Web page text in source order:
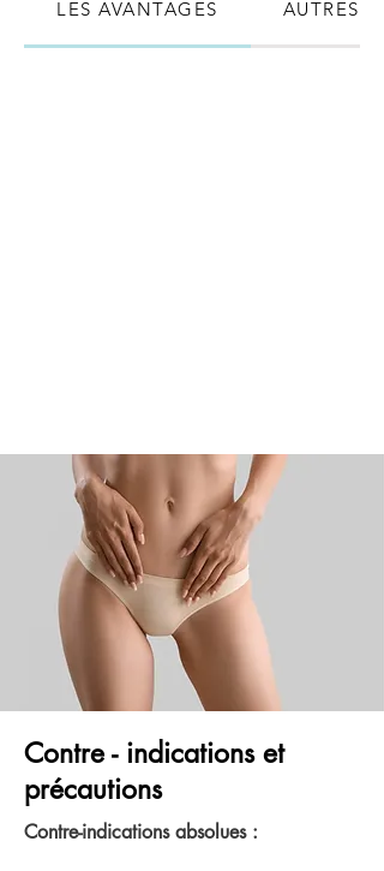
LES AVANTAGES AUTRES
Contre - indications et
précautions
Contre-indications absolues :